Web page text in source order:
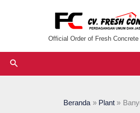
Official Order of Fresh
Cari
Beranda Plant